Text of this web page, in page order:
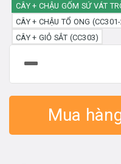
CÂY + CHẬU GỐM SỨ VÁT
CÂY + CHẬU TỔ ONG
CÂY + GIỎ SẮT (CC303)
Mua